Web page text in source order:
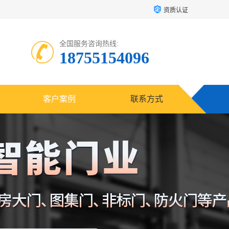
资质认证
全国服务咨询热线:
18755154096
客户案例 联系方式